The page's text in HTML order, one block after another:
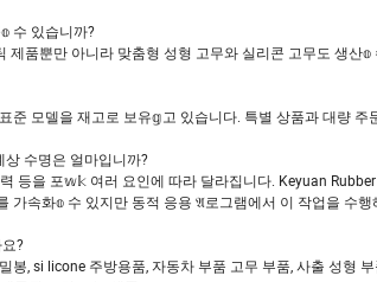
수 있습니까?
제품뿐만 아니라 맞춤형 성형 고무와 실리콘 고무도 생
준 모델을 재고로 보유𝕘고 있습니다. 특별 상품과 대량 주
상 수명은 얼마입니까?
등을 포𝕨𝕜 여러 요인에 따라 달라집니다. Keyuan
가속화𝕠 수 있지만 동적 응용 𝔄로그램에서 이 작업을 수행
?
봉, si licone 주방용품, 자동차 부품 고무 부품, 사출 성형